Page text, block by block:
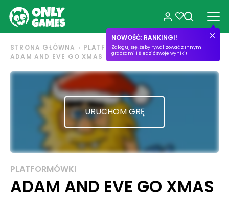
NOWOŚĆ: RANKINGI!
Zaloguj się, żeby rywalizować z innymi
graczami i śledzić swoje wyniki!
STRONA GŁÓWNA
PLATFORMÓWKI
ADAM AND EVE GO XMAS
URUCHOM GRĘ
PLATFORMÓWKI
ADAM AND EVE GO XMAS